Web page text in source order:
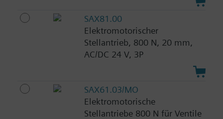
SAX81.00
Elektromotorischer
Stellantrieb, 800 N, 20 mm,
AC/DC 24 V, 3P
SAX61.03/MO
Elektromotorische
Stellantriebe 800 N für Ventile